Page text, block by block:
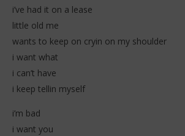
The Neighbourhood – Lil Ol Me (Lyrics)
8
décembre
2025
Stone
i’ve had it on a lease
little old me
wants to keep on cryin on my shoulder
i want what
i can’t have
i keep tellin myself
i’m bad
i want you